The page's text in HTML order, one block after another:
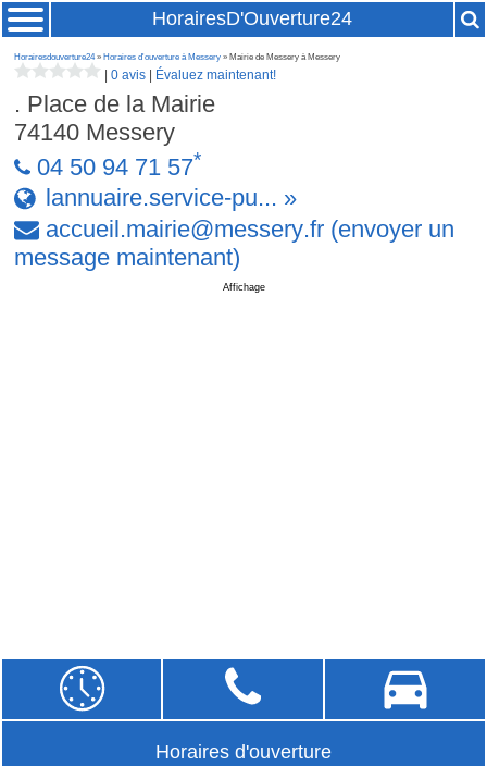
HorairesD'Ouverture24
Horairesdouverture24» Horaires d'ouverture à Messery » Mairie de Messery à Messery
|0 avis Évaluez maintenant!
. Place de la Mairie
74140 Messery
04 50 94 71 57*
lannuaire.service-pu... »
accueil.mairie@messery.fr (envoyer un
message maintenant)
Affichage
Horaires d'ouverture